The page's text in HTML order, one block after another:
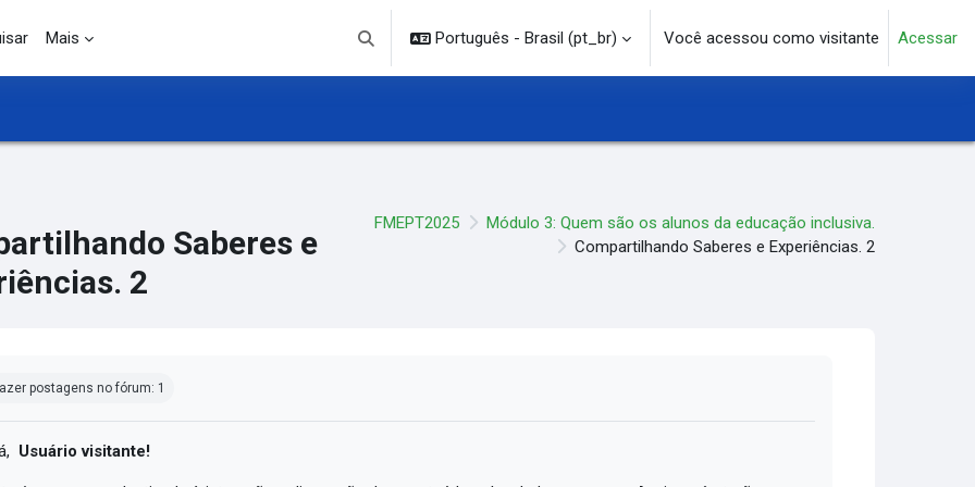
Mais
Alternar entrada de pesquisa
Português - Brasil ‎(pt_br)‎ Você acessou como visitante Acessar
Saberes e
2
FMEPT2025
Módulo 3: Quem são os alunos da educação inclusiva.
Compartilhando Saberes e Experiências. 2
postagens no fórum: 1
Usuário visitante!